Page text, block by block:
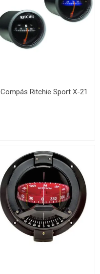
Compás Ritchie Sport X-21